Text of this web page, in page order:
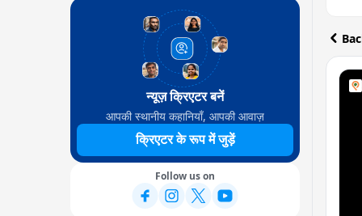
न्यूज़ क्रिएटर बनें
आपकी स्थानीय कहानियाँ, आपकी आवाज़
क्रिएटर के रूप में जुड़ें
Follow us on